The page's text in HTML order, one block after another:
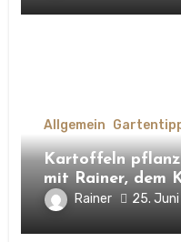
Allgemein
Kartoffeln
mit Rainer, dem
Rainer 25.